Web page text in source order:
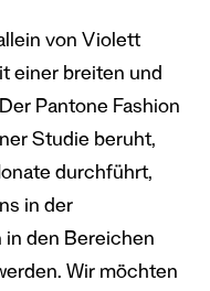
von Violett
einer breiten und
Pantone Fashion
Studie beruht,
durchführt,
in der
den Bereichen
Wir möchten